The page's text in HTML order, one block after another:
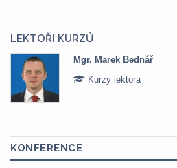
LEKTOŘI KURZŮ
Mgr. Marek Bednář
Kurzy lektora
KONFERENCE